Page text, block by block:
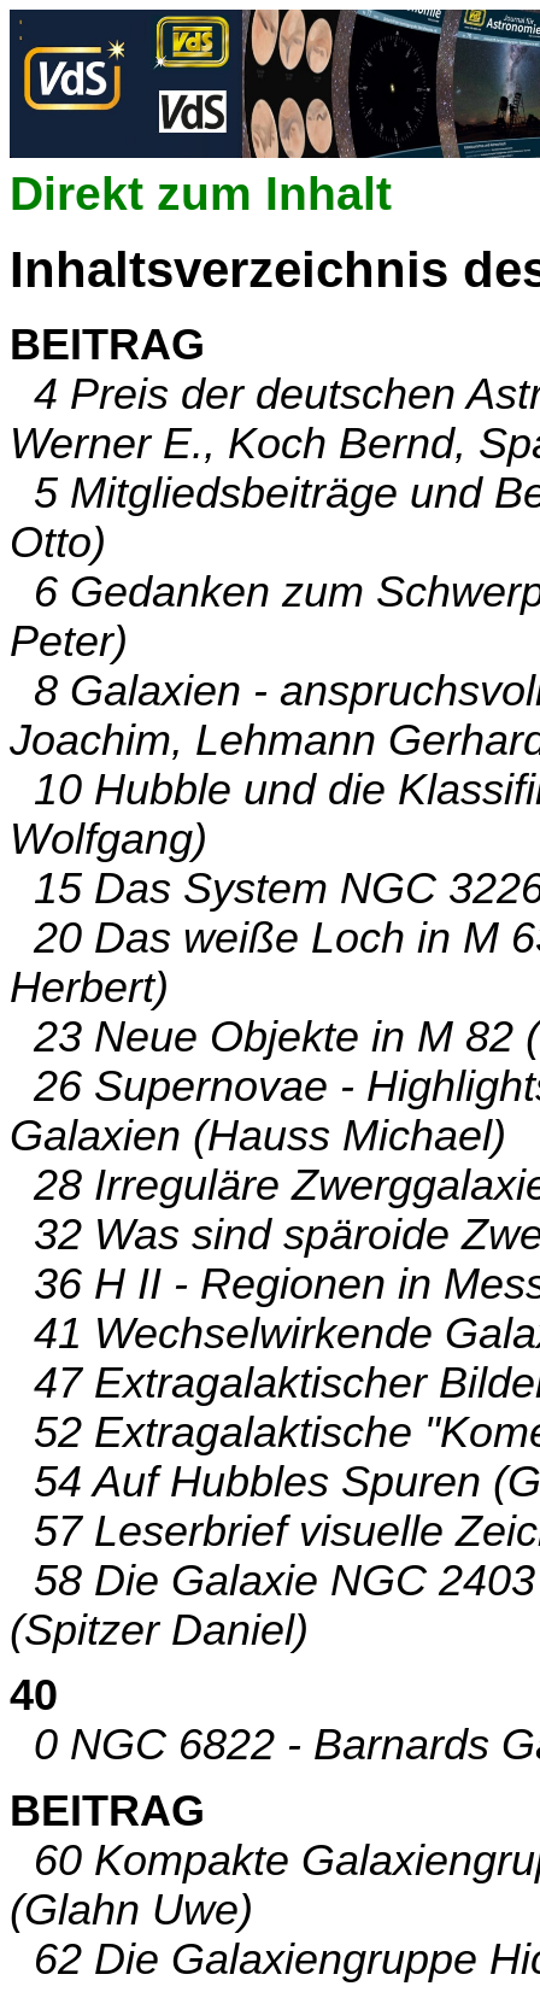
Direkt zum Inhalt
Inhaltsverzeichnis
BEITRAG
4 Preis der deutschen
Werner E., Koch Bernd,
5 Mitgliedsbeiträge und
Otto)
6 Gedanken zum
Peter)
8 Galaxien -
Joachim, Lehmann
10 Hubble und die
Wolfgang)
15 Das System NGC
20 Das weiße Loch in M
Herbert)
23 Neue Objekte in M 82
26 Supernovae -
Galaxien (Hauss Michael)
28 Irreguläre
32 Was sind späroide
36 H II - Regionen in
41 Wechselwirkende
47 Extragalaktischer
52 Extragalaktische
54 Auf Hubbles Spuren
57 Leserbrief visuelle
58 Die Galaxie NGC
(Spitzer Daniel)
40
0 NGC 6822 - Barnards
BEITRAG
60 Kompakte
(Glahn Uwe)
62 Die Galaxiengruppe